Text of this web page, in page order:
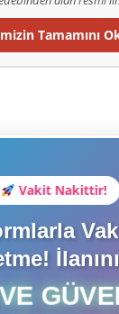
Tamamını
Vakit Nakittir!